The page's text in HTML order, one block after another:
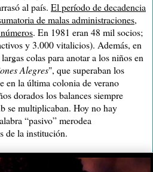
al país. El período de decadencia
de malas administraciones,
. En 1981 eran 48 mil socios;
y 3.000 vitalicios). Además, en
colas para anotar a los niños en
Alegres", que superaban los
en la última colonia de verano
dorados los balances siempre
se multiplicaban. Hoy no hay
“pasivo” merodea
de la institución.